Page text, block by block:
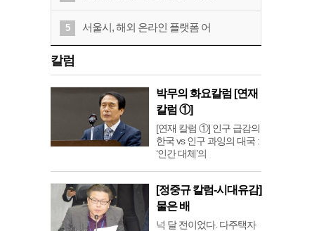
5 서울시, 해외 온라인 플랫폼 어
칼럼
박무의 화요칼럼 [연재
칼럼 ①]
[연재 칼럼 ①] 인구 급감의
한국 vs 인구 과잉의 대국 :
‘인간 대체’의
[정중규 칼럼-시대유감]
물은 배
넉 달 전이었다. 다주택자